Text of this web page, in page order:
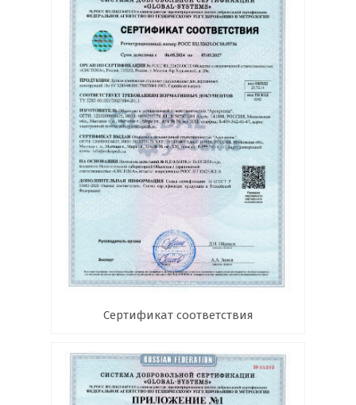
Сертификат соответствия